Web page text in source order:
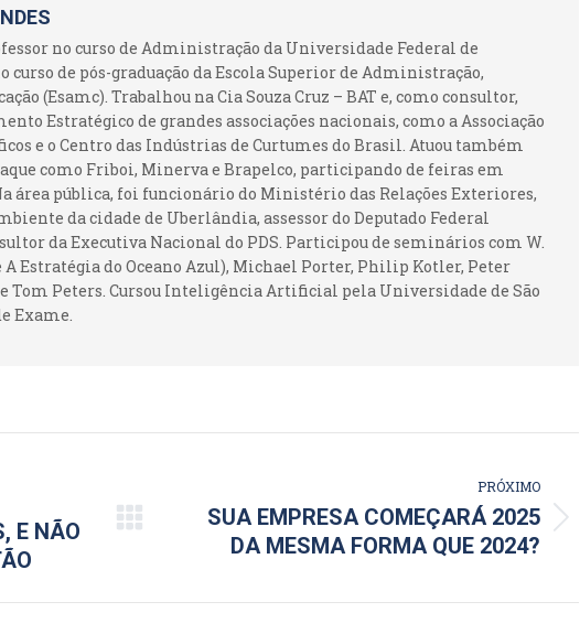
no curso de Administração da Universidade Federal de
curso de pós-graduação da Escola Superior de Administração,
(Esamc). Trabalhou na Cia Souza Cruz – BAT e, como consultor,
Estratégico de grandes associações nacionais, como a Associação
e o Centro das Indústrias de Curtumes do Brasil. Atuou também
como Friboi, Minerva e Brapelco, participando de feiras em
área pública, foi funcionário do Ministério das Relações Exteriores,
da cidade de Uberlândia, assessor do Deputado Federal
da Executiva Nacional do PDS. Participou de seminários com W.
A Estratégia do Oceano Azul), Michael Porter, Philip Kotler, Peter
Tom Peters. Cursou Inteligência Artificial pela Universidade de São
Exame.
E NÃO
PRÓXIMO
Próximo
SUA EMPRESA COMEÇARÁ 2025
DA MESMA FORMA QUE 2024?